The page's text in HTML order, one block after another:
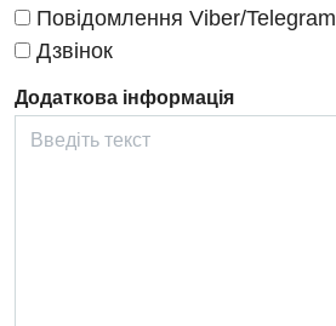
Урологія
Фізіотерапія
Хірургічне відділення
Повідомлення Viber/Telegram
Дзвінок
Додаткова інформація